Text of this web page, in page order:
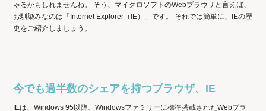
ゃるかもしれませんね。 そう、マイクロソフトのWebブラウザと言えば、
お馴染みなのは「Internet Explorer（IE）」です。 それでは簡単に、IEの歴
史をご紹介しましょう。
今でも過半数のシェアを持つブラウザ、IE
IEは、Windows 95以降、Windowsファミリーに標準搭載されたWebブラ